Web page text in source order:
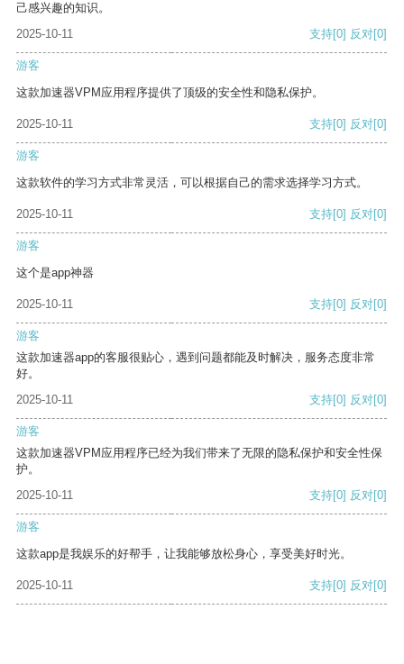
己感兴趣的知识。
2025-10-11
支持[0] 反对[0]
游客
这款加速器VPM应用程序提供了顶级的安全性和隐私保护。
2025-10-11 支持[0] 反对[0]
游客
这款软件的学习方式非常灵活，可以根据自己的需求选择学习方式。
2025-10-11 支持[0] 反对[0]
游客
这个是app神器
2025-10-11 支持[0] 反对[0]
游客
这款加速器app的客服很贴心，遇到问题都能及时解决，服务态度非常
好。
2025-10-11
支持[0] 反对[0]
游客
这款加速器VPM应用程序已经为我们带来了无限的隐私保护和安全性保
护。
2025-10-11
支持[0] 反对[0]
游客
这款app是我娱乐的好帮手，让我能够放松身心，享受美好时光。
2025-10-11 支持[0] 反对[0]